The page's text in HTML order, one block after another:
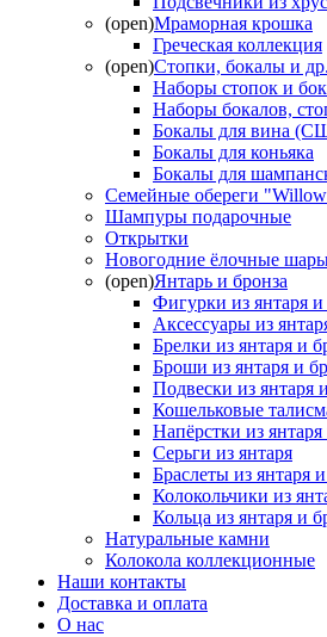
(open)Мраморная крошка
Греческая коллекция
(open)Стопки, бокалы и др.
Наборы стопок и
Наборы бокалов,
Бокалы для вина
Бокалы для коньяка
Бокалы для
Семейные обереги
Шампуры подарочные
Открытки
Новогодние ёлочные
(open)Янтарь и бронза
Фигурки из янтаря
Аксессуары из
Брелки из янтаря и
Броши из янтаря и
Подвески из янтаря
Кошельковые
Напёрстки из
Серьги из янтаря
Браслеты из янтаря
Колокольчики из
Кольца из янтаря и
Натуральные камни
Колокола коллекционные
Наши контакты
Доставка и оплата
О нас